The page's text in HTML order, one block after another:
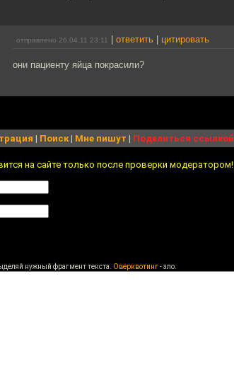
отправлено 26.04.11 23:11 ответить цитировать
они пациенту яйца покрасили?
| Поиск| Мне пишут | Поделиться ссылкой
на сайте только после проверки модератором!
нужный фрагмент текста. Оверквотинг- зло.